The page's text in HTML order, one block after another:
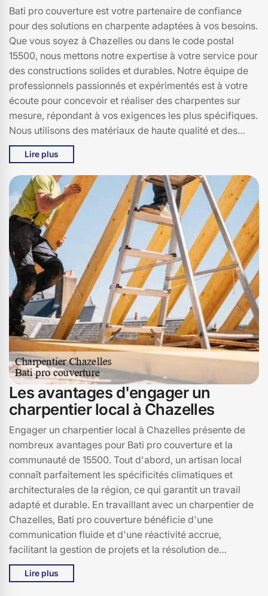
Bati pro couverture est votre partenaire de confiance
pour des solutions en charpente adaptées à vos besoins.
Que vous soyez à Chazelles ou dans le code postal
15500, nous mettons notre expertise à votre service pour
des constructions solides et durables. Notre équipe de
professionnels passionnés et expérimentés est à votre
écoute pour concevoir et réaliser des charpentes sur
mesure, répondant à vos exigences les plus spécifiques.
Nous utilisons des matériaux de haute qualité et des
techniques de pointe pour assurer la pérennité et la
sécurité de vos structures. Chez Bati pro couverture,
nous nous engageons à offrir des solutions innovantes et
personnalisées, tout en respectant les délais et les
budgets. Faites confiance à Bati pro couverture pour des
charpentes qui allient esthétique, robustesse et
fonctionnalité. Nous sommes vos experts en charpente à
Chazelles, prêts à relever tous vos défis architecturaux
avec passion et savoir-faire.
Lire plus
Les avantages d'engager un
charpentier local à Chazelles
Engager un charpentier local à Chazelles présente de
nombreux avantages pour Bati pro couverture et la
communauté de 15500. Tout d'abord, un artisan local
connaît parfaitement les spécificités climatiques et
architecturales de la région, ce qui garantit un travail
adapté et durable. En travaillant avec un charpentier de
Chazelles, Bati pro couverture bénéficie d'une
communication fluide et d'une réactivité accrue,
facilitant la gestion de projets et la résolution de
problèmes. De plus, choisir un charpentier local, c'est
soutenir l'économie de 15500, en favorisant les petites
Lire plus